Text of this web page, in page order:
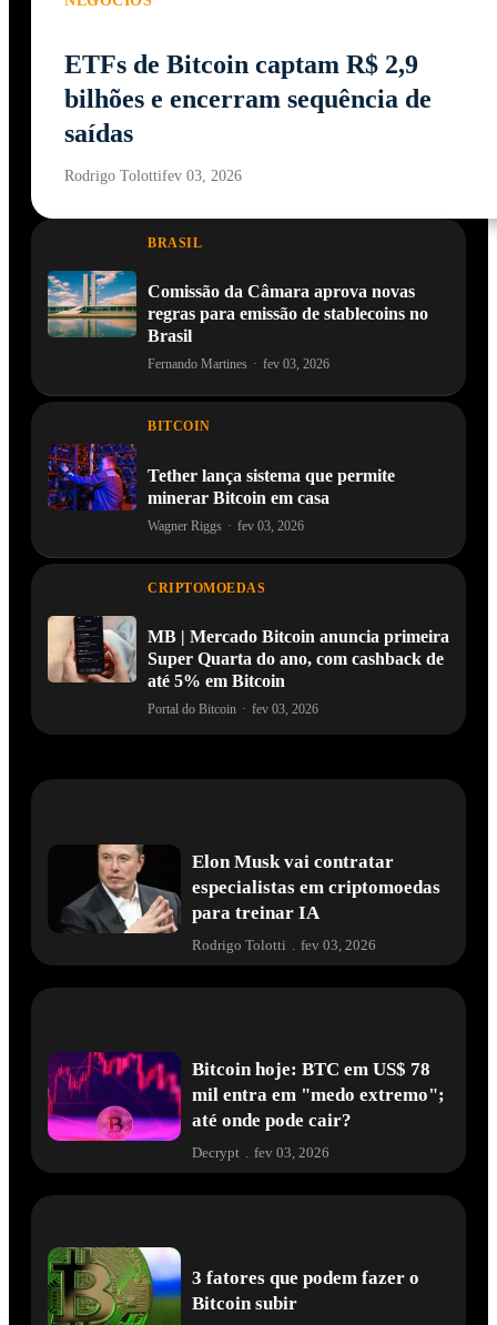
ETFs de Bitcoin captam R$ 2,9
bilhões e encerram sequência de
saídas
Rodrigo Tolottifev 03, 2026
BRASIL
Comissão da Câmara aprova novas
regras para emissão de stablecoins no
Brasil
Fernando Martines · fev 03, 2026
BITCOIN
Tether lança sistema que permite
minerar Bitcoin em casa
Wagner Riggs · fev 03, 2026
CRIPTOMOEDAS
MB | Mercado Bitcoin anuncia primeira
Super Quarta do ano, com cashback de
até 5% em Bitcoin
Portal do Bitcoin · fev 03, 2026
Elon Musk vai contratar
especialistas em criptomoedas
para treinar IA
Rodrigo Tolotti fev 03, 2026
Bitcoin hoje: BTC em US$ 78
mil entra em "medo extremo";
até onde pode cair?
Decrypt . fev 03, 2026
3 fatores que podem fazer o
Bitcoin subir